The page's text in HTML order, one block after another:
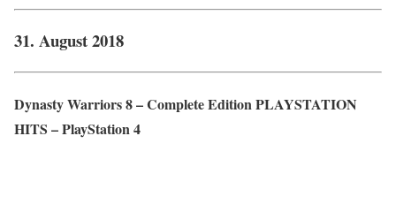
31. August 2018
Dynasty Warriors 8 – Complete Edition PLAYSTATION
HITS – PlayStation 4